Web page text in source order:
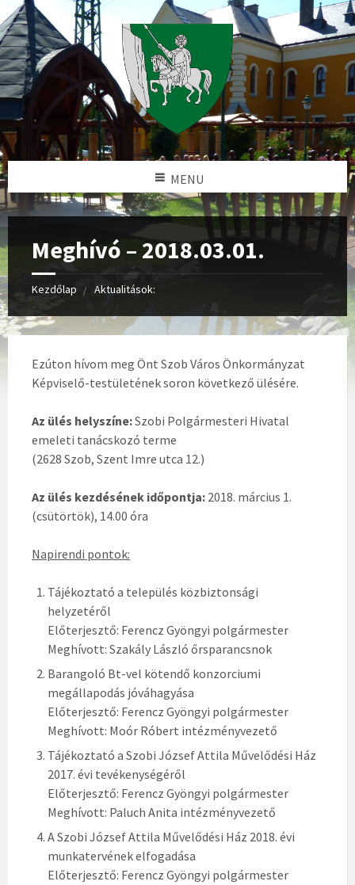
MENU
Meghívó – 2018.03.01.
Kezdőlap Aktualitások:
Ezúton hívom meg Önt Szob Város Önkormányzat
Képviselő-testületének soron következő ülésére.
Az ülés helyszíne:Szobi Polgármesteri Hivatal
emeleti tanácskozó terme
(2628 Szob, Szent Imre utca 12.)
Az ülés kezdésének időpontja: 2018. március 1.
(csütörtök), 14.00 óra
Napirendi pontok:
Tájékoztató a település közbiztonsági
helyzetéről
Előterjesztő: Ferencz Gyöngyi polgármester
Meghívott: Szakály László őrsparancsnok
Barangoló Bt-vel kötendő konzorciumi
megállapodás jóváhagyása
Előterjesztő: Ferencz Gyöngyi polgármester
Meghívott: Moór Róbert intézményvezető
Tájékoztató a Szobi József Attila Művelődési Ház
2017. évi tevékenységéről
Előterjesztő: Ferencz Gyöngyi polgármester
Meghívott: Paluch Anita intézményvezető
A Szobi József Attila Művelődési Ház 2018. évi
munkatervének elfogadása
Előterjesztő: Ferencz Gyöngyi polgármester